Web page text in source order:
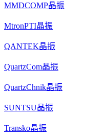
MMDCOMP晶振
MtronPTI晶振
QANTEK晶振
QuartzCom晶振
QuartzChnik晶振
SUNTSU晶振
Transko晶振